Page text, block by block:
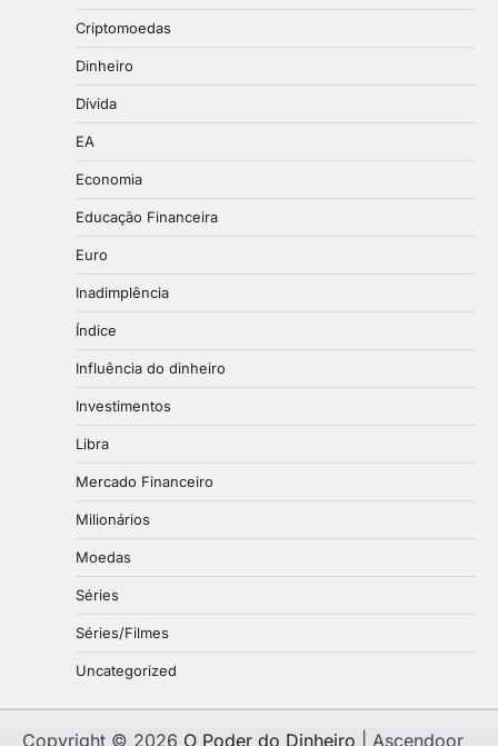
Criptomoedas
Dinheiro
Dívida
EA
Economia
Educação Financeira
Euro
Inadimplência
Índice
Influência do dinheiro
Investimentos
Libra
Mercado Financeiro
Milionários
Moedas
Séries
Séries/Filmes
Uncategorized
Copyright © 2026 O Poder do Dinheiro | Ascendoor